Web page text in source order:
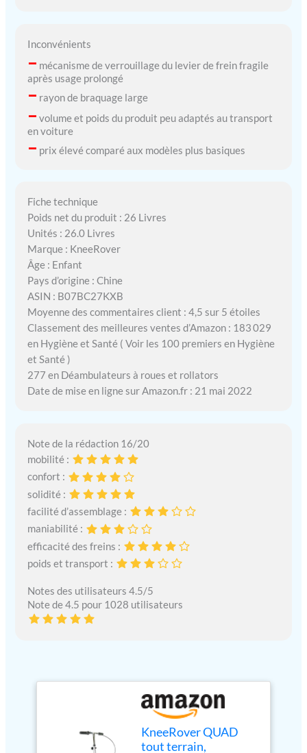
Inconvénients
– mécanisme de verrouillage du levier de frein fragile
après usage prolongé
– rayon de braquage large
– volume et poids du produit peu adaptés au transport
en voiture
– prix élevé comparé aux modèles plus basiques
Fiche technique
Poids net du produit : 26 Livres
Unités : 26.0 Livres
Marque : KneeRover
Âge : Enfant
Pays d’origine : Chine
ASIN : B07BC27KXB
Moyenne des commentaires client : 4,5 sur 5 étoiles
Classement des meilleures ventes d’Amazon : 183 029
en Hygiène et Santé ( Voir les 100 premiers en Hygiène
et Santé )
277 en Déambulateurs à roues et rollators
Date de mise en ligne sur Amazon.fr : 21 mai 2022
Note de la rédaction 16/20
mobilité :
confort :
solidité :
facilité d’assemblage :
maniabilité :
efficacité des freins :
poids et transport :
Notes des utilisateurs 4.5/5
Note de 4.5 pour 1028 utilisateurs
KneeRover QUAD
tout terrain,